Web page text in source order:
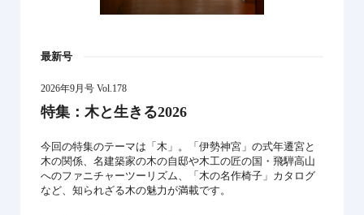
最新号
2026年9月号 Vol.178
特集：木と生きる2026
今回の特集のテーマは「木」。「伊勢神宮」の式年遷宮と
木の関係、名建築家の木の自邸や木工の匠の国・飛騨高山
へのファニチャーツーリズム、「木の名作椅子」カタログ
など、知られざる木の魅力が満載です。